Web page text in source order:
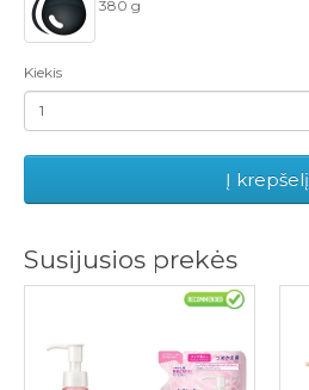
380 g
Kiekis
Į krepšelį
Susijusios prekės